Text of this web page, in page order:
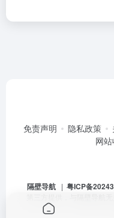
免责声明 隐私政策
网
隔壁导航| 粤ICP备